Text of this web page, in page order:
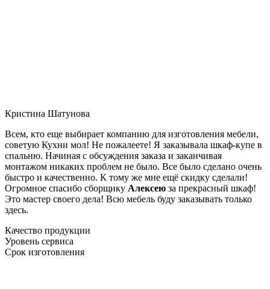
Кристина Шатунова
Всем, кто еще выбирает компанию для изготовления мебели,
советую Кухни мол! Не пожалеете! Я заказывала шкаф-купе в
спальню. Начиная с обсуждения заказа и заканчивая
монтажом никаких проблем не было. Все было сделано очень
быстро и качественно. К тому же мне ещё скидку сделали!
Огромное спасибо сборщику Алексею за прекрасный шкаф!
Это мастер своего дела! Всю мебель буду заказывать только
здесь.
Качество продукции
Уровень сервиса
Срок изготовления